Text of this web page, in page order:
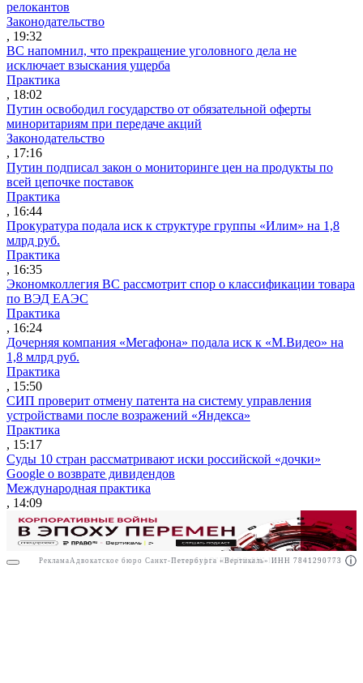
РекламаАО"ПРАВО.РУ" ИНН: 7708095468
релокантов
Законодательство
, 19:32
ВС напомнил, что прекращение уголовного дела не
исключает взыскания ущерба
Практика
, 18:02
Путин освободил государство от обязательной оферты
миноритариям при передаче акций
Законодательство
, 17:16
Путин подписал закон о мониторинге цен на продукты по
всей цепочке поставок
Практика
, 16:44
Прокуратура подала иск к структуре группы «Илим» на 1,8
млрд руб.
Практика
, 16:35
Экономколлегия ВС рассмотрит спор о классификации товара
по ВЭД ЕАЭС
Практика
, 16:24
Дочерняя компания «Мегафона» подала иск к «М.Видео» на
1,8 млрд руб.
Практика
, 15:50
СИП проверит отмену патента на систему управления
устройствами после возражений «Яндекса»
Практика
, 15:17
Суды 10 стран рассматривают иски российской «дочки»
Google о возврате дивидендов
Международная практика
, 14:09
Реклама Адвокатское бюро Санкт-Петербурга «Вертикаль» ИНН 7841290773